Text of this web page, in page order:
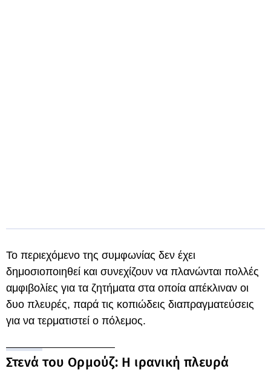
Το περιεχόμενο της συμφωνίας δεν έχει
δημοσιοποιηθεί και συνεχίζουν να πλανώνται πολλές
αμφιβολίες για τα ζητήματα στα οποία απέκλιναν οι
δυο πλευρές, παρά τις κοπιώδεις διαπραγματεύσεις
για να τερματιστεί ο πόλεμος.
Στενά του Ορμούζ: H ιρανική πλευρά